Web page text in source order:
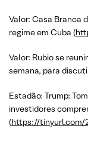
Valor: Casa Branca
regime em Cuba (
Valor: Rubio se
semana, para
Estadão: Trump:
investidores
(https://tinyurl.com/